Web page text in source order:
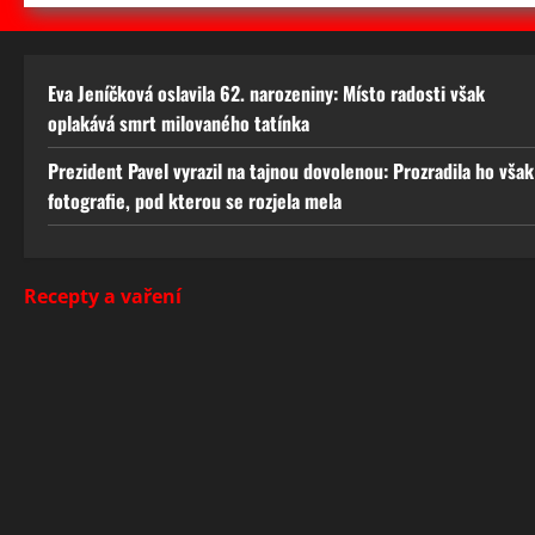
Eva Jeníčková oslavila 62. narozeniny: Místo radosti však
oplakává smrt milovaného tatínka
Prezident Pavel vyrazil na tajnou dovolenou: Prozradila ho však
fotografie, pod kterou se rozjela mela
Recepty a vaření